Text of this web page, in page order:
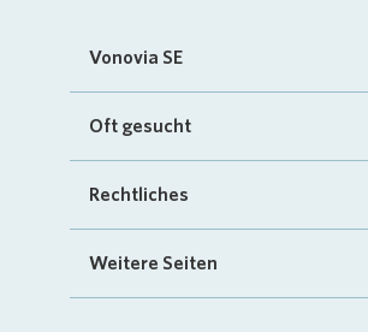
Vonovia SE
Startseite
Investoren
Oft gesucht
FAQ
„Mein Vonovia“ App
Rechtliches
Impressum
Weitere Seiten